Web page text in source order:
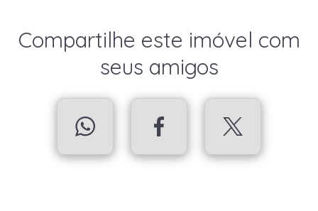
Compartilhe este imóvel com
seus amigos